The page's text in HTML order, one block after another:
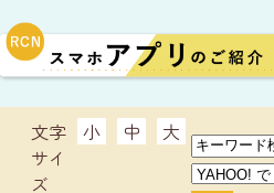
文字
サイ
ズ
小 中 大